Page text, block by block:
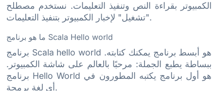
الكمبيوتر بقراءة النص وتنفيذ التعليمات. نستخدم مصطلح
"تشغيل" لإخبار الكمبيوتر بتنفيذ التعليمات.
ما هو برنامج Scala Hello world
برنامج Scala hello world هو أبسط برنامج يمكنك كتابته.
ببساطة يطبع الجملة: مرحبًا بالعالم على شاشة الكمبيوتر.
برنامج Hello World هو أول برنامج يكتبه المطورون في
أي لغة برمجة.